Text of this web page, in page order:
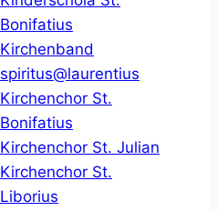
Bonifatius
Kirchenband
spiritus@laurentius
Kirchenchor St.
Bonifatius
Kirchenchor St. Julian
Kirchenchor St.
Liborius